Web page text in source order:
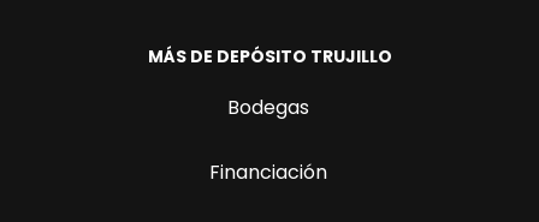
MÁS DE DEPÓSITO TRUJILLO
Bodegas
Financiación